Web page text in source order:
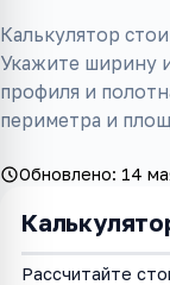
Калькулятор
Укажите ширину
профиля и
периметра и
Обновлено: 14
Рассчитайте